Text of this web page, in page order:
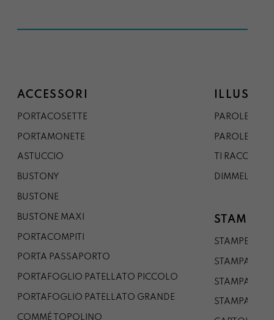
ACCESSORI
PORTACOSETTE
PORTAMONETE
ASTUCCIO
BUSTONY
BUSTONE
BUSTONE MAXI
PORTACOMPITI
PORTA PASSAPORTO
PORTAFOGLIO PATELLATO PICCOLO
PORTAFOGLIO PATELLATO GRANDE
COMMÉ TOPOLINO
PAROLE DAL
PAROLE DA
TI
DIMMELO
STAMPE
STAMPE A5
STAMPA A3
STAMPA A1
STAMPA A0